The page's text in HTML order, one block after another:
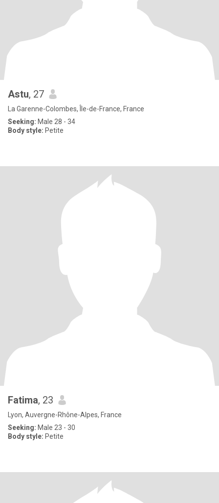
Astu, 27
La Garenne-Colombes, Île-de-France, France
Seeking: Male 28 - 34
Body style: Petite
Fatima, 23
Lyon, Auvergne-Rhône-Alpes, France
Seeking: Male 23 - 30
Body style: Petite